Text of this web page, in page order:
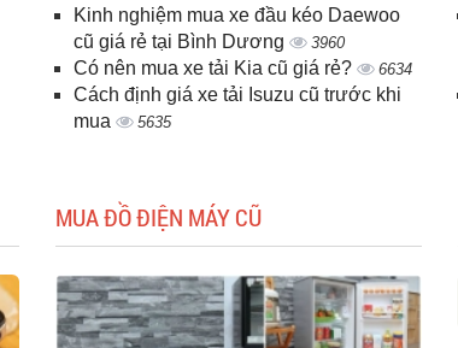
Kinh nghiệm mua xe đầu kéo Daewoo
cũ giá rẻ tại Bình Dương
3960
Có nên mua xe tải Kia cũ giá rẻ? 6634
Cách định giá xe tải Isuzu cũ trước khi
mua
5635
MUA ĐỒ ĐIỆN MÁY CŨ